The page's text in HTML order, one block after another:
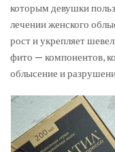
которым девушки
лечении женского
рост и укрепляет
фито — компонентов,
облысение и